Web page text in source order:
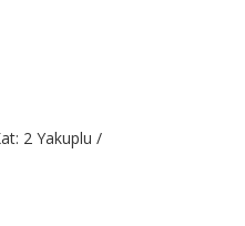
2 Yakuplu /